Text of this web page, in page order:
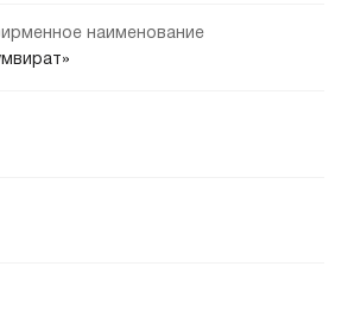
наименование